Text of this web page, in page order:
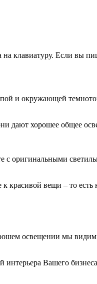
клавиатуру. Если вы
и окружающей
дают хорошее общее
с оригинальными
красивой вещи – то есть
освещении мы
Вашего